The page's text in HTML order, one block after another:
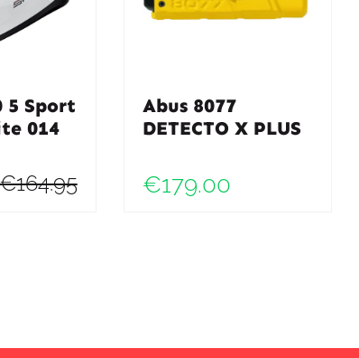
5 Sport
014
Abus 8077
DETECTO X PLUS
€179.00